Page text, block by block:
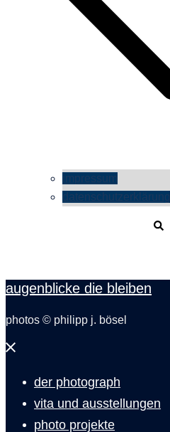
impressum
datenschutzerklärung
augenblicke die bleiben
photos © philipp j. bösel
Menü
der photograph
vita und ausstellungen
photo projekte